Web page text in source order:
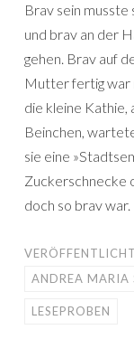
Brav sein musste
und brav an der
gehen. Brav auf
Mutter fertig war
die kleine Kathie,
Beinchen,
sie eine
Zuckerschnecke
doch so brav war.
ANDREA MARIA
LESEPROBEN